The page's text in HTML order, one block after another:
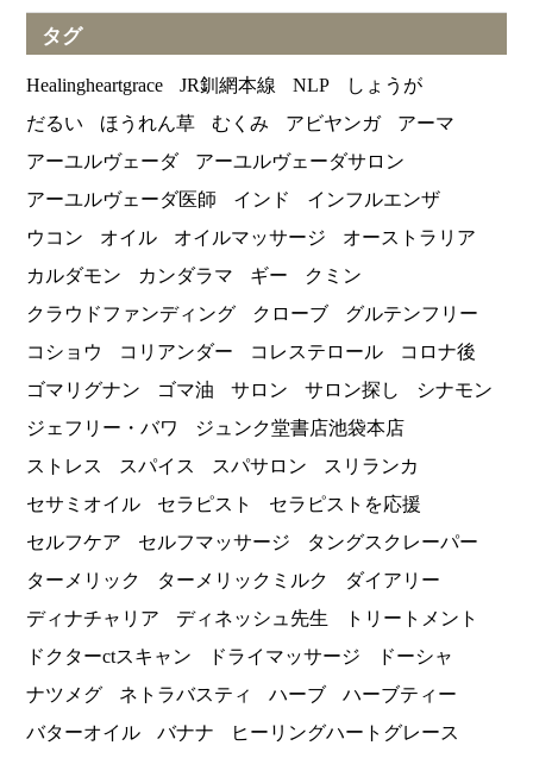
タグ
Healingheartgrace JR釧網本線 NLP
しょうが
だるい
ほうれん草 むくみ アビヤンガ
アーマ
アーユルヴェーダ
アーユルヴェーダサロン
アーユルヴェーダ医師
インド
インフルエンザ
ウコン
オイル オイルマッサージ
オーストラリア
カルダモン
カンダラマ ギー
クミン
クラウドファンディング
クローブ
グルテンフリー
コショウ
コリアンダー コレステロール
コロナ後
ゴマリグナン
ゴマ油 サロン サロン探し
シナモン
ジェフリー・バワ
ジュンク堂書店池袋本店
ストレス
スパイス スパサロン
スリランカ
セサミオイル
セラピスト
セラピストを応援
セルフケア
セルフマッサージ
タングスクレーパー
ターメリック
ターメリックミルク
ダイアリー
ディナチャリア
ディネッシュ先生
トリートメント
ドクターctスキャン
ドライマッサージ
ドーシャ
ナツメグ
ネトラバスティ ハーブ
ハーブティー
バターオイル
バナナ
ヒーリングハートグレース